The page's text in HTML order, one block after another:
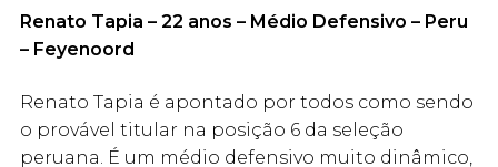
Renato Tapia – 22 anos – Médio Defensivo – Peru
– Feyenoord
Renato Tapia é apontado por todos como sendo
o provável titular na posição 6 da seleção
peruana. É um médio defensivo muito dinâmico,